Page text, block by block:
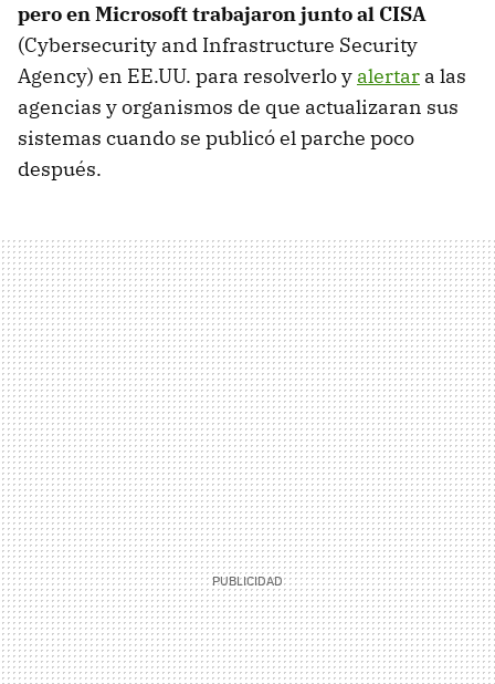
pero en Microsoft trabajaron junto al CISA
(Cybersecurity and Infrastructure Security
Agency) en EE.UU. para resolverlo y alertar a las
agencias y organismos de que actualizaran sus
sistemas cuando se publicó el parche poco
después.